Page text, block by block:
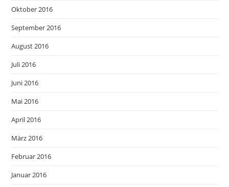
Oktober 2016
September 2016
August 2016
Juli 2016
Juni 2016
Mai 2016
April 2016
März 2016
Februar 2016
Januar 2016